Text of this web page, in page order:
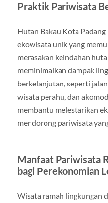
Praktik Pariwisata
Hutan Bakau Kota
ekowisata unik yang
merasakan keindahan
meminimalkan dampak
berkelanjutan, seperti
wisata perahu, dan
membantu melestarikan
mendorong pariwisata
Manfaat Pariwisata
bagi Perekonomian
Wisata ramah lingkungan